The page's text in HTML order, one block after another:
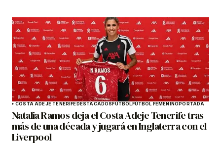
COSTA ADEJE TENERIFE DESTACADOS FÚTBOL FÚTBOL FEMENINO PORTADA
Natalia Ramos deja el Costa Adeje Tenerife tras
más de una década y jugará en Inglaterra con el
Liverpool